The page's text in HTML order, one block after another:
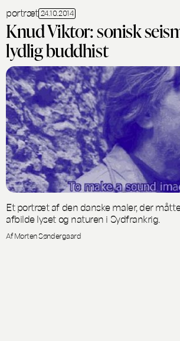
portræt 24.10.2014
Knud Viktor: sonisk
lydlig buddhist
Et portræt af den danske maler, der
afbilde lyset og naturen i Sydfrankrig.
Af Morten Søndergaard